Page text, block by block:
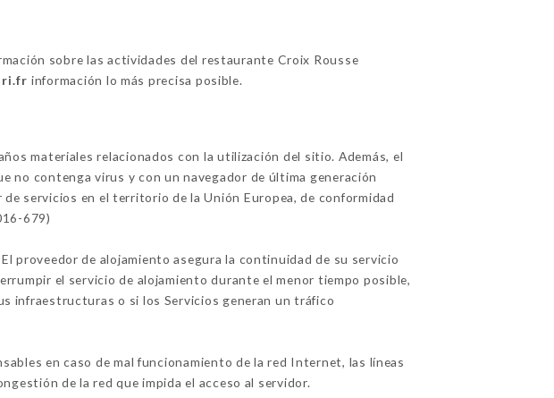
sobre las actividades del restaurante Croix Rousse
información lo más precisa posible.
materiales relacionados con la utilización del sitio. Además, el
no contenga virus y con un navegador de última generación
servicios en el territorio de la Unión Europea, de conformidad
679)
proveedor de alojamiento asegura la continuidad de su servicio
el servicio de alojamiento durante el menor tiempo posible,
infraestructuras o si los Servicios generan un tráfico
en caso de mal funcionamiento de la red Internet, las líneas
de la red que impida el acceso al servidor.